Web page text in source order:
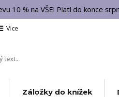
10 % na VŠE! Platí do konce
Více
Záložky do knížek